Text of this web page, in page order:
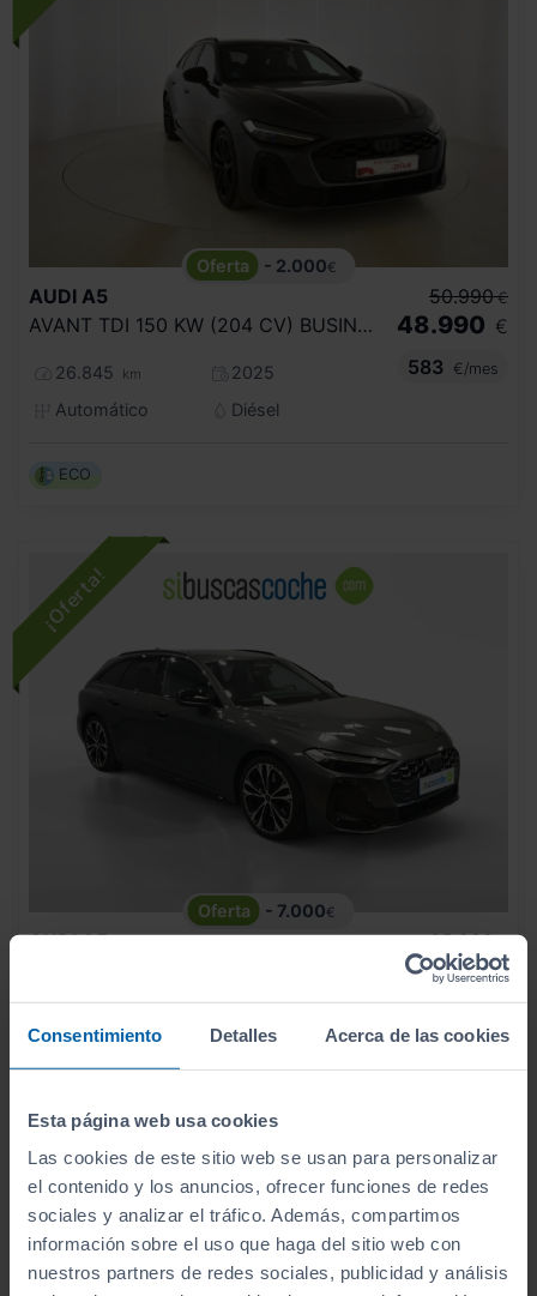
Consentimiento Detalles Acerca de las cookies
Esta página web usa cookies
Las cookies de este sitio web se usan para personalizar
el contenido y los anuncios, ofrecer funciones de redes
sociales y analizar el tráfico. Además, compartimos
información sobre el uso que haga del sitio web con
nuestros partners de redes sociales, publicidad y análisis
- 2.000€
AUDI A5
AVANT TDI 150 KW (204 CV) BUSINESS
26.845 km
2025
Automático
Diésel
50.990 €
48.990 €
583
€/mes
ECO
- 7.000€
AUDI A5
65.990
58.990 €
CERO